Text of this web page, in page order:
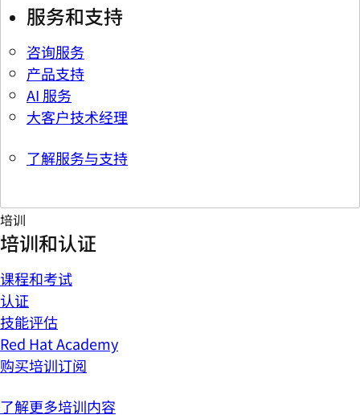
服务和支持
咨询服务
产品支持
AI 服务
大客户技术经理
了解服务与支持
培训
培训和认证
课程和考试
认证
技能评估
Red Hat Academy
购买培训订阅
了解更多培训内容